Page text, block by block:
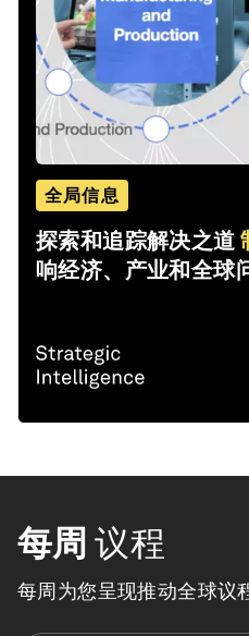
全局信息
探索和追踪解决之道
响经济、产业和全球
每周 议程
每周为您呈现推动全球议